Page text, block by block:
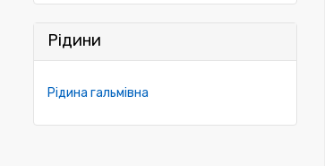
Рідини
Рідина гальмівна